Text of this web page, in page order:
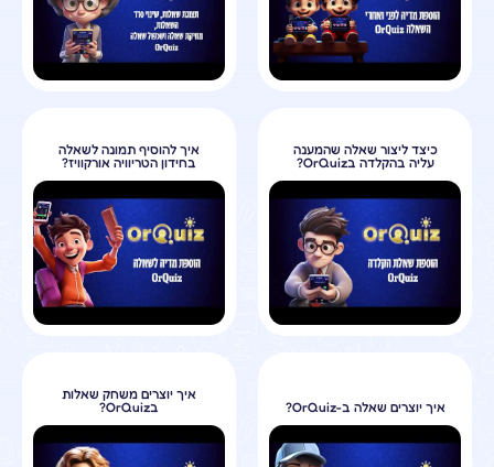
כיצד ליצור שאלה שהמענה
עליה בהקלדה בOrQuiz?
איך להוסיף תמונה לשאלה
בחידון הטריוויה אורקוויז?
איך יוצרים שאלה ב-OrQuiz?
איך יוצרים משחק שאלות
בOrQuiz?